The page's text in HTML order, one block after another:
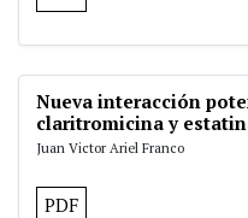
Nueva interacción
claritromicina y
Juan Victor Ariel Franco
PDF